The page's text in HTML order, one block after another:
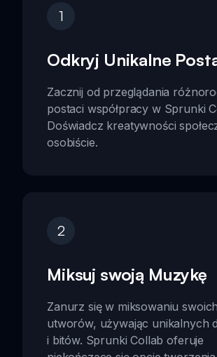
1
Odkryj Unikalne
Zacznij od przeglądania
postaci współpracy w Sprunki
Doświadcz kreatywności
osobiście.
2
Miksuj swoją Muzykę
Zanurz się w miksowaniu swoich
utworów, używając unikalnych
i bitów. Sprunki Collab oferuje